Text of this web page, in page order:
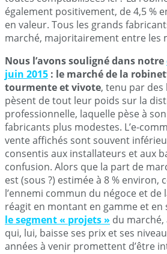
également positivement, de 4,5 %
en valeur. Tous les grands
marché, majoritairement entre les
Nous l’avons souligné dans notre
juin 2015 : le marché de la
tourmente et vivote, tenu par
pèsent de tout leur poids sur la
professionnelle, laquelle pèse à
fabricants plus modestes. L’e-
vente affichés sont souvent
consentis aux installateurs et aux
confusion. Alors que la part de
est (sous ?) estimée à 8 % environ,
l’ennemi commun du négoce et de
réagit en montant en gamme et en
le segment « projets » du marché,
qui, lui, baisse ses prix et ses
années à venir promettent d’être